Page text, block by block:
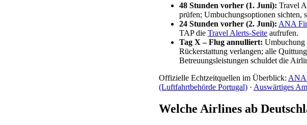
48 Stunden vorher (1. Juni): Travel
prüfen; Umbuchungsoptionen sichten,
24 Stunden vorher (2. Juni): ANA
TAP die Travel Alerts-Seite aufrufen.
Tag X – Flug annulliert: Umbuchung
Rückerstattung verlangen; alle
Betreuungsleistungen schuldet die
Offizielle Echtzeitquellen im Überblick: ANA
(Luftfahrtbehörde Portugal) · Auswärtiges
Welche Airlines ab